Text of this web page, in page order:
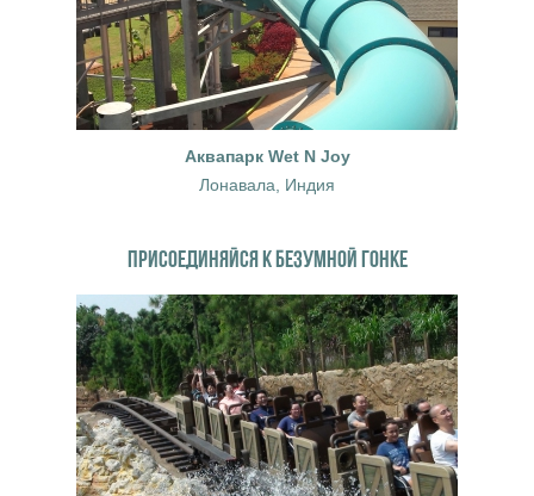
Аквапарк Wet N Joy
Лонавала, Индия
ПРИСОЕДИНЯЙСЯ К БЕЗУМНОЙ ГОНКЕ